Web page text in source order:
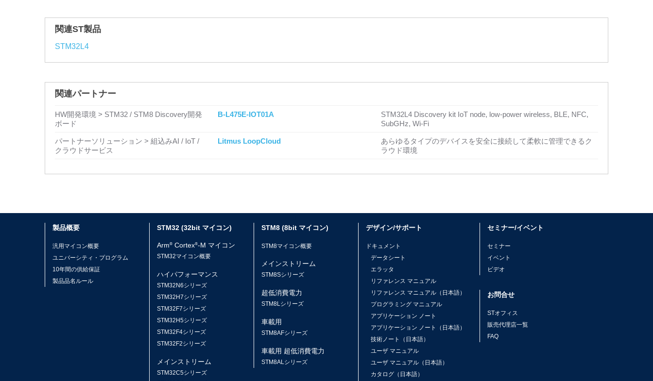
関連ST製品
STM32L4
関連パートナー
HW開発環境 > STM32 / STM8 Discovery開発
ボード
B-L475E-IOT01A
STM32L4 Discovery kit IoT node, low-power wireless, BLE, NFC,
SubGHz, Wi-Fi
パートナーソリューション > 組込みAI / IoT /
クラウドサービス
Litmus LoopCloud
あらゆるタイプのデバイスを安全に接続して柔軟に管理できるク
ラウド環境
製品概要
汎用マイコン概要
ユニバーシティ・プログラム
10年間の供給保証
製品品名ルール
STM32 (32bit マイコン)
Arm® Cortex®-M マイコン
STM32マイコン概要
ハイパフォーマンス
STM32N6シリーズ
STM32H7シリーズ
STM32F7シリーズ
STM32H5シリーズ
STM32F4シリーズ
STM32F2シリーズ
メインストリーム
STM32C5シリーズ
STM8 (8bit マイコン)
STM8マイコン概要
メインストリーム
STM8Sシリーズ
超低消費電力
STM8Lシリーズ
車載用
STM8AFシリーズ
車載用 超低消費電力
STM8ALシリーズ
デザイン/サポート
ドキュメント
データシート
エラッタ
リファレンス マニュアル
リファレンス マニュアル（日本語）
プログラミング マニュアル
アプリケーション ノート
アプリケーション ノート（日本語）
技術ノート（日本語）
ユーザ マニュアル
ユーザ マニュアル（日本語）
カタログ（日本語）
セミナー/イベント
セミナー
イベント
ビデオ
お問合せ
STオフィス
販売代理店一覧
FAQ